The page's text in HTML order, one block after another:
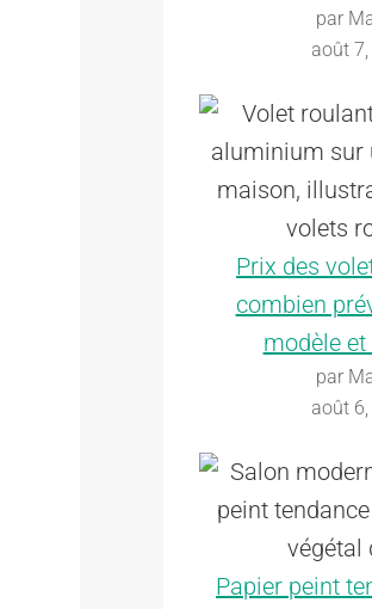
par
août
Prix des
combien
modèle et
par
août
Papier peint